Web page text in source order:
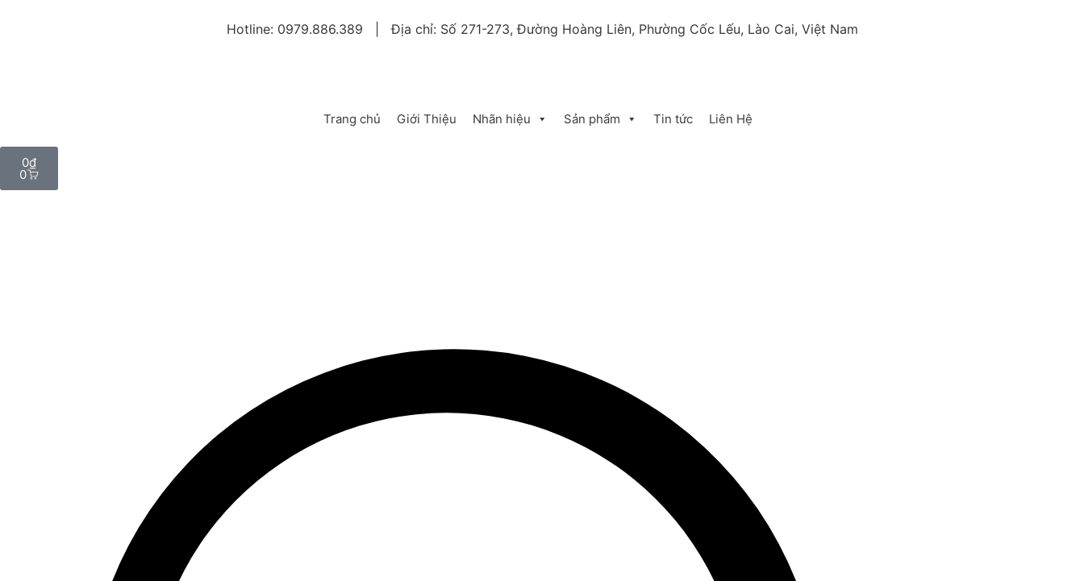
Hotline: 0979.886.389 | Địa chỉ: Số 271-273, Đường Hoàng Liên, Phường Cốc Lếu, Lào Cai, Việt Nam
Trang chủ Giới Thiệu Nhãn hiệu Sản phẩm Tin tức Liên Hệ
0₫
0